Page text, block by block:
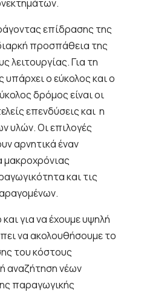
επίδρασης της
προσπάθεια της
λειτουργίας. Για τη
ο εύκολος και ο
δρόμος είναι οι
επενδύσεις και η
υλών. Οι επιλογές
αρνητικά έναν
και τις
για να έχουμε υψηλή
να ακολουθήσουμε το
του κόστους
αναζήτηση νέων
παραγωγικής